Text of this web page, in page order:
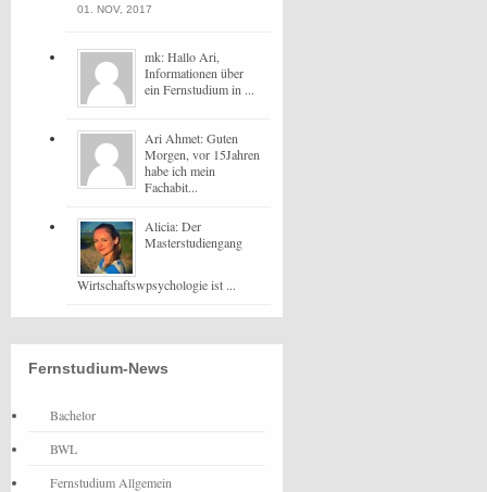
01. NOV, 2017
mk: Hallo Ari,
Informationen über
ein Fernstudium in ...
Ari Ahmet: Guten
Morgen, vor 15Jahren
habe ich mein
Fachabit...
Alicia: Der
Masterstudiengang
Wirtschaftswpsychologie ist ...
Fernstudium-News
Bachelor
BWL
Fernstudium Allgemein